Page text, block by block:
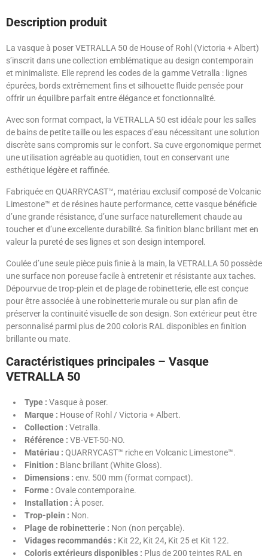
Description produit
La vasque à poser VETRALLA 50 de House of Rohl (Victoria + Albert)
s’inscrit dans une collection emblématique au design contemporain
et minimaliste. Elle reprend les codes de la gamme Vetralla : lignes
épurées, bords extrêmement fins et silhouette fluide pensée pour
offrir un équilibre parfait entre élégance et fonctionnalité.
Avec son format compact, la VETRALLA 50 est idéale pour les salles
de bains de petite taille ou les espaces d’eau nécessitant une solution
discrète sans compromis sur le confort. Sa cuve ergonomique permet
une utilisation agréable au quotidien, tout en conservant une
esthétique légère et raffinée.
Fabriquée en QUARRYCAST™, matériau exclusif composé de Volcanic
Limestone™ et de résines haute performance, cette vasque bénéficie
d’une grande résistance, d’une surface naturellement chaude au
toucher et d’une excellente durabilité. Sa finition blanc brillant met en
valeur la pureté de ses lignes et son design intemporel.
Coulée d’une seule pièce puis finie à la main, la VETRALLA 50 possède
une surface non poreuse facile à entretenir et résistante aux taches.
Dépourvue de trop-plein et de plage de robinetterie, elle est conçue
pour être associée à une robinetterie murale ou sur plan afin de
préserver la continuité visuelle de son design. Son extérieur peut être
personnalisé parmi plus de 200 coloris RAL disponibles en finition
brillante ou mate.
Caractéristiques principales – Vasque
VETRALLA 50
Type : Vasque à poser.
Marque : House of Rohl / Victoria + Albert.
Collection : Vetralla.
Référence : VB-VET-50-NO.
Matériau : QUARRYCAST™ riche en Volcanic Limestone™.
Finition : Blanc brillant (White Gloss).
Dimensions : env. 500 mm (format compact).
Forme : Ovale contemporaine.
Installation : À poser.
Trop-plein : Non.
Plage de robinetterie : Non (non perçable).
Vidages recommandés : Kit 22, Kit 24, Kit 25 et Kit 122.
Coloris extérieurs disponibles : Plus de 200 teintes RAL en